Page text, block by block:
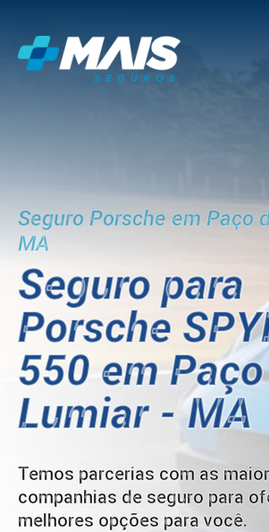
Seguro Porsche em Paço
MA
Seguro para
Porsche
550 em
Lumiar - MA
Temos parcerias com as
companhias de seguro para
melhores opções para você.